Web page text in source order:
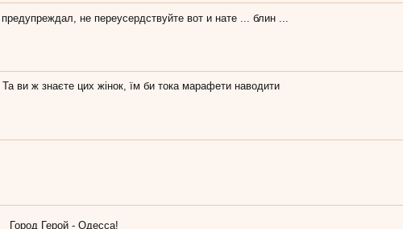
не переусердствуйте вот и нате ... блин ...
Та ви ж знаєте цих жінок, їм би тока марафети наводити
Город Герой - Одесса!